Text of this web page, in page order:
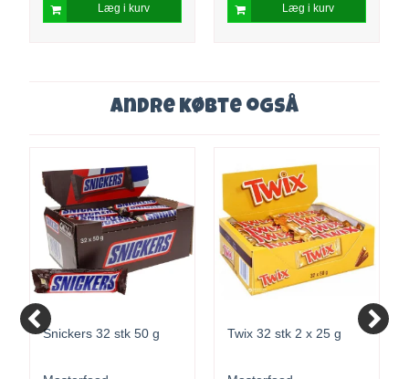
Læg i kurv Læg i kurv
Andre købte også
Snickers 32 stk 50 g Twix 32 stk 2 x 25 g